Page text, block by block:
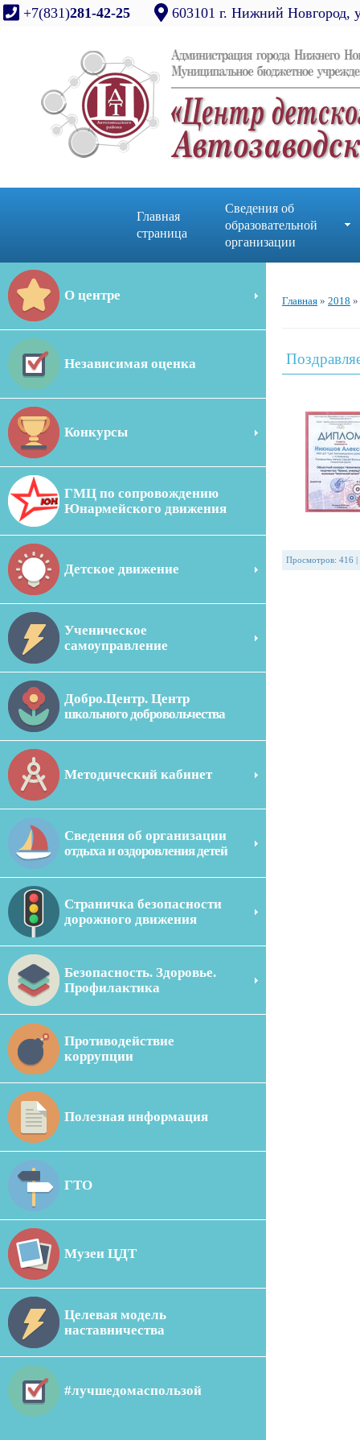
+7(831)281-42-25 603101 г. Нижний Новгород,
Главная
страница
Сведения об
образовательной
организации
О центре
Независимая оценка
Конкурсы
ГМЦ по сопровождению
Юнармейского движения
Детское движение
Ученическое
самоуправление
Добро.Центр. Центр
школьного добровольчества
Методический кабинет
Сведения об организации
отдыха и оздоровления детей
Страничка безопасности
дорожного движения
Безопасность. Здоровье.
Профилактика
Противодействие
коррупции
Полезная информация
ГТО
Музеи ЦДТ
Целевая модель
наставничества
#лучшедомаспользой
Главная » 2018 »
Просмотров: 416